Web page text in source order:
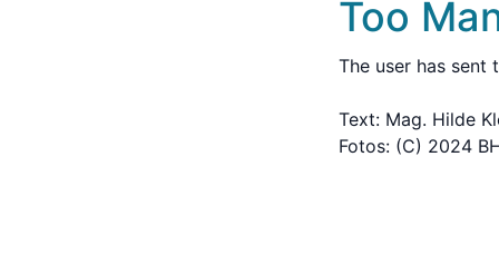
Too
The user has sent
Text: Mag. Hilde
Fotos: (C) 2024